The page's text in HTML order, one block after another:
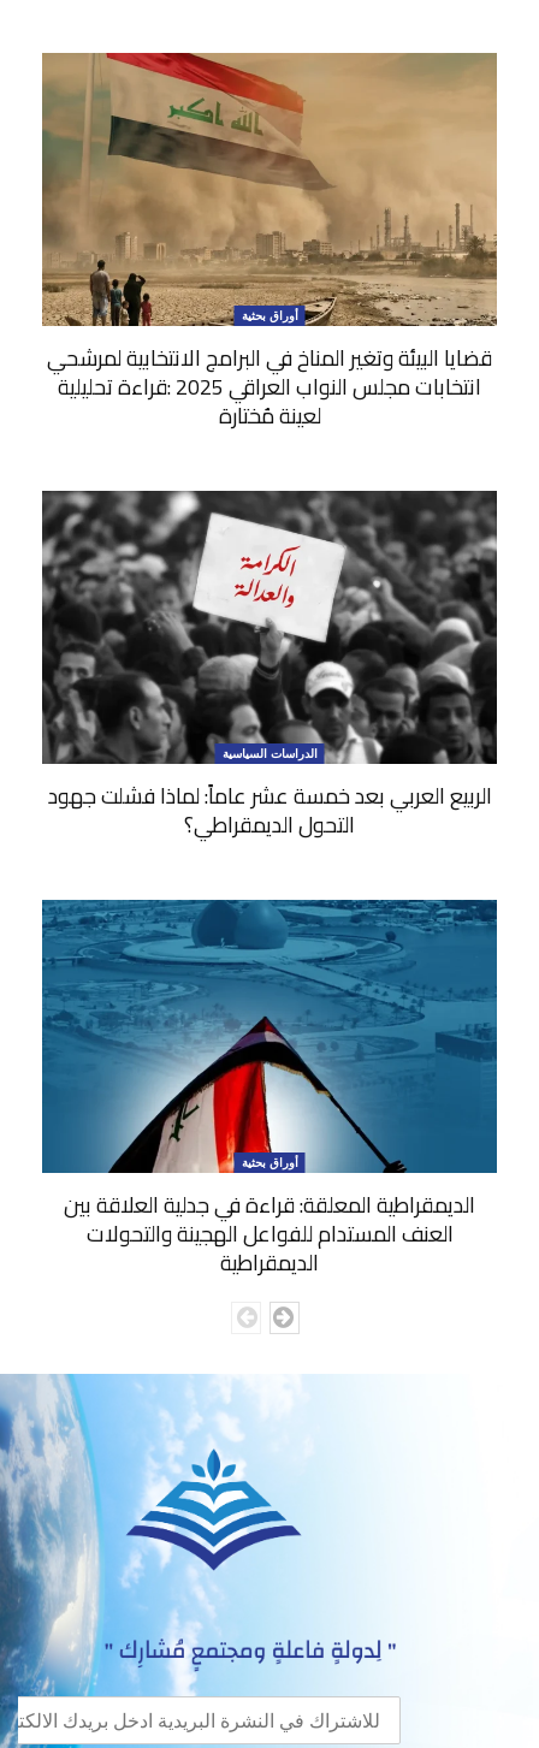
أوراق بحثية
قضايا البيئة وتغير المناخ في البرامج الانتخابية لمرشحي
انتخابات مجلس النواب العراقي 2025 :قراءة تحليلية
لعينة مُختارة
الدراسات السياسية
الربيع العربي بعد خمسة عشر عاماً: لماذا فشلت جهود
التحول الديمقراطي؟
أوراق بحثية
الديمقراطية المعلقة: قراءة في جدلية العلاقة بين
العنف المستدام للفواعل الهجينة والتحولات
الديمقراطية